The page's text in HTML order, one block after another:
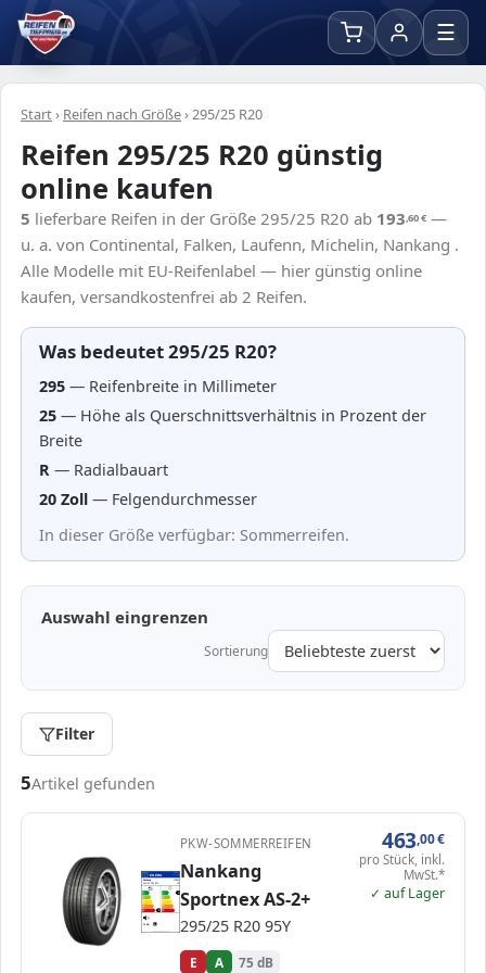
☰
Start› Reifen nach Größe›295/25 R20
Reifen 295/25 R20 günstig
online kaufen
5 lieferbare Reifen in der Größe 295/25 R20 ab 193,60€ —
u. a. von Continental, Falken, Laufenn, Michelin, Nankang .
Alle Modelle mit EU-Reifenlabel — hier günstig online
kaufen, versandkostenfrei ab 2 Reifen.
Was bedeutet 295/25 R20?
295 — Reifenbreite in Millimeter
25 — Höhe als Querschnittsverhältnis in Prozent der
Breite
R — Radialbauart
20 Zoll — Felgendurchmesser
In dieser Größe verfügbar: Sommerreifen.
Auswahl eingrenzen
Sortierung
Filter
Passende Reifen in 295/25 R20
5Artikel gefunden
ENERG 422648
Nankang JD040
295/25 R20 95Y C1
A
B
C
D
E E
A A
B
C
D
E
75 dB
PKW-SOMMERREIFEN
Nankang
Sportnex AS-2+
295/25 R20 95Y
E A 75 dB
463,00€
pro Stück, inkl.
MwSt.*
✓ auf Lager